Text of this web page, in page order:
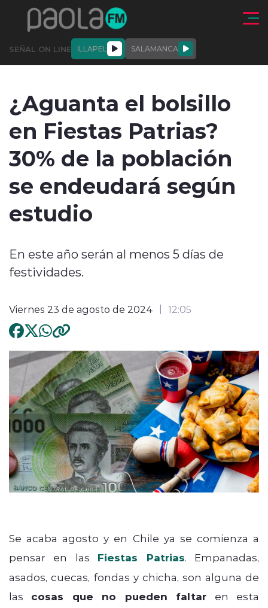
Click acá para ir directamente al contenido
SEÑAL ON LINE ILLAPEL SALAMANCA
ENTREVISTAS
modo claro
¿Aguanta el bolsillo
en Fiestas Patrias?
30% de la población
se endeudará según
estudio
En este año serán al menos 5 días de
festividades.
Viernes 23 de agosto de 2024 12:05
Se acaba agosto y en Chile ya se comienza a
pensar en las Fiestas Patrias. Empanadas,
asados, cuecas, fondas y chicha, son alguna de
las cosas que no pueden faltar en esta